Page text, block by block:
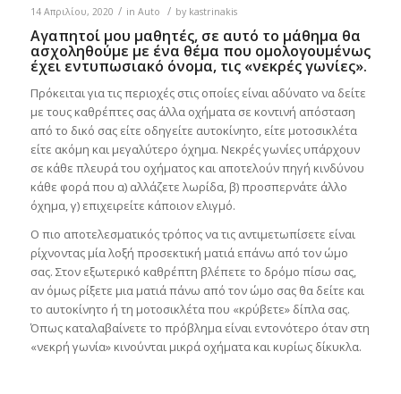
14 Απριλίου, 2020 / in Auto / by kastrinakis
Αγαπητοί μου μαθητές, σε αυτό το μάθημα θα
ασχοληθούμε με ένα θέμα που ομολογουμένως
έχει εντυπωσιακό όνομα, τις «νεκρές γωνίες».
Πρόκειται για τις περιοχές στις οποίες είναι αδύνατο να δείτε
με τους καθρέπτες σας άλλα οχήματα σε κοντινή απόσταση
από το δικό σας είτε οδηγείτε αυτοκίνητο, είτε μοτοσικλέτα
είτε ακόμη και μεγαλύτερο όχημα. Νεκρές γωνίες υπάρχουν
σε κάθε πλευρά του οχήματος και αποτελούν πηγή κινδύνου
κάθε φορά που α) αλλάζετε λωρίδα, β) προσπερνάτε άλλο
όχημα, γ) επιχειρείτε κάποιον ελιγμό.
Ο πιο αποτελεσματικός τρόπος να τις αντιμετωπίσετε είναι
ρίχνοντας μία λοξή προσεκτική ματιά επάνω από τον ώμο
σας. Στον εξωτερικό καθρέπτη βλέπετε το δρόμο πίσω σας,
αν όμως ρίξετε μια ματιά πάνω από τον ώμο σας θα δείτε και
το αυτοκίνητο ή τη μοτοσικλέτα που «κρύβετε» δίπλα σας.
Όπως καταλαβαίνετε το πρόβλημα είναι εντονότερο όταν στη
«νεκρή γωνία» κινούνται μικρά οχήματα και κυρίως δίκυκλα.